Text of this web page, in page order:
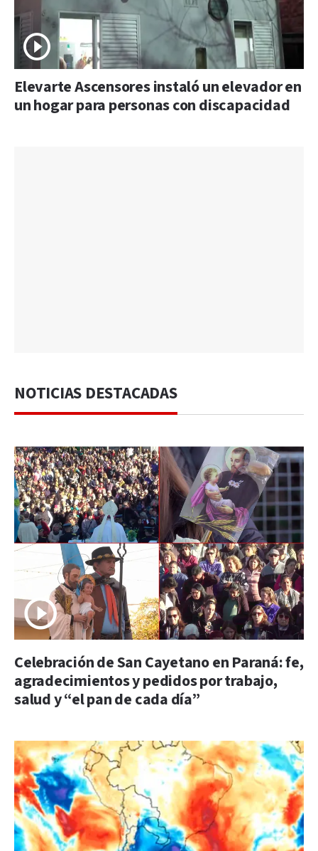
Elevarte Ascensores instaló un elevador en
un hogar para personas con discapacidad
NOTICIAS DESTACADAS
Celebración de San Cayetano en Paraná: fe,
agradecimientos y pedidos por trabajo,
salud y “el pan de cada día”